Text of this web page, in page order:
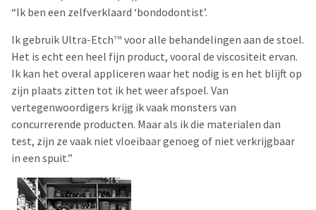
“Ik ben een zelfverklaard ‘bondodontist’.
Ik gebruik Ultra-EtchTM voor alle behandelingen aan de stoel.
Het is echt een heel fijn product, vooral de viscositeit ervan.
Ik kan het overal appliceren waar het nodig is en het blijft op
zijn plaats zitten tot ik het weer afspoel. Van
vertegenwoordigers krijg ik vaak monsters van
concurrerende producten. Maar als ik die materialen dan
test, zijn ze vaak niet vloeibaar genoeg of niet verkrijgbaar
in een spuit.”